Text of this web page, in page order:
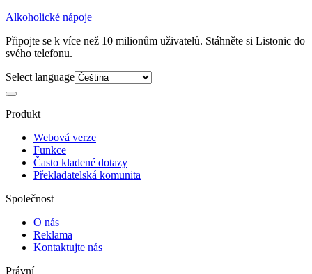
Alkoholické nápoje
Připojte se k více než 10 milionům uživatelů. Stáhněte si Listonic do
svého telefonu.
Select language
Produkt
Webová verze
Funkce
Často kladené dotazy
Překladatelská komunita
Společnost
O nás
Reklama
Kontaktujte nás
Právní